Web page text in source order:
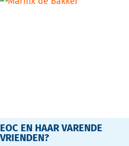
EOC EN HAAR VARENDE
VRIENDEN?